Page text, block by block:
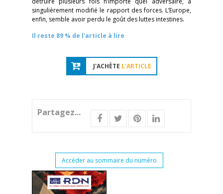
singulièrement modifié le rapport des forces. L’Europe,
enfin, semble avoir perdu le goût des luttes intestines.
Il reste 89 % de l'article à lire
J'ACHÈTE L'ARTICLE
Partagez...
Accéder au sommaire du numéro